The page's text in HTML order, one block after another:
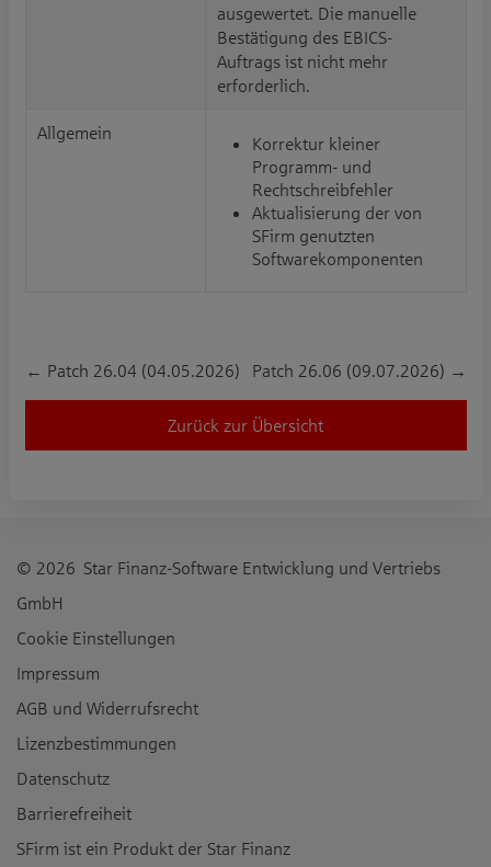
ausgewertet. Die manuelle
Bestätigung des EBICS-
Auftrags ist nicht mehr
erforderlich.
Allgemein
Korrektur kleiner
Programm- und
Rechtschreibfehler
Aktualisierung der von
SFirm genutzten
Softwarekomponenten
← Patch 26.04 (04.05.2026) Patch 26.06 (09.07.2026) →
Zurück zur Übersicht
© 2026 Star Finanz-Software Entwicklung und Vertriebs
GmbH
Cookie Einstellungen
Impressum
AGB und Widerrufsrecht
Lizenzbestimmungen
Datenschutz
Barrierefreiheit
SFirm ist ein Produkt der Star Finanz